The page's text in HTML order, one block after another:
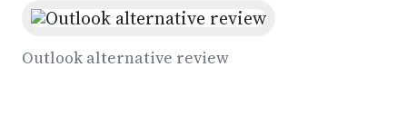
Outlook alternative review